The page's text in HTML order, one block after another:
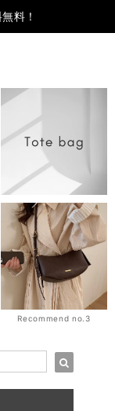
料！
Recommend no.3